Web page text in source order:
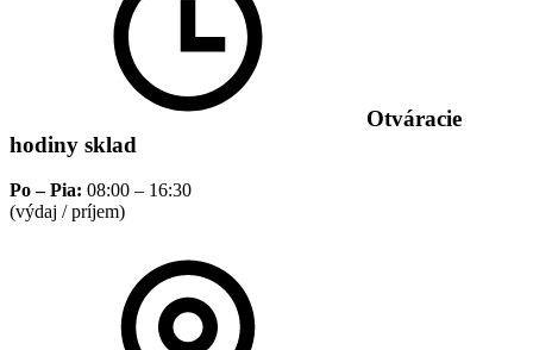
Otváracie
hodiny sklad
Po – Pia: 08:00 – 16:30
(výdaj / príjem)